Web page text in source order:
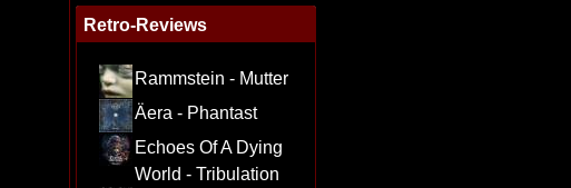
Retro-Reviews
Rammstein - Mutter
Äera - Phantast
Echoes Of A Dying
World - Tribulation